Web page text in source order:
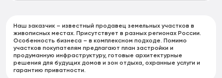
Наш заказчик – известный продавец земельных участков в
живописных местах. Присутствует в разных регионах России.
Особенность бизнеса – в комплексном подходе. Помимо
участков покупателям предлагают план застройки и
продуманную инфраструктуру, готовые архитектурные
решения для будущих домов и зон отдыха, охранные услуги и
гарантию приватности.